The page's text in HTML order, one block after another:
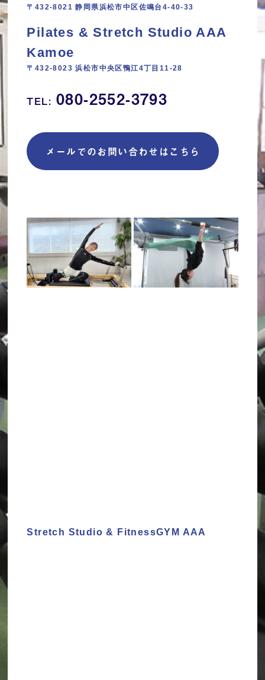
〒432-8021 静岡県浜松市中区佐鳴台4-40-33
Pilates & Stretch Studio AAA
Kamoe
〒432-8023 浜松市中央区鴨江4丁目11‐28
TEL: 080-2552-3793
メールでのお問い合わせはこちら
Stretch Studio & FitnessGYM AAA